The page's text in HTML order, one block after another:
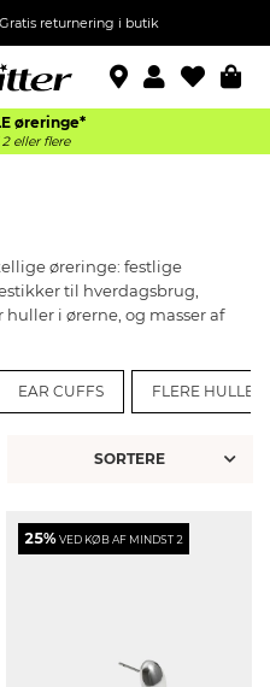
returnering i butik
øreringe*
eller flere
øreringe: festlige
til hverdagsbrug,
i ørerne, og masser af
EAR CUFFS FLERE
25%VED KØB AF MINDST 2